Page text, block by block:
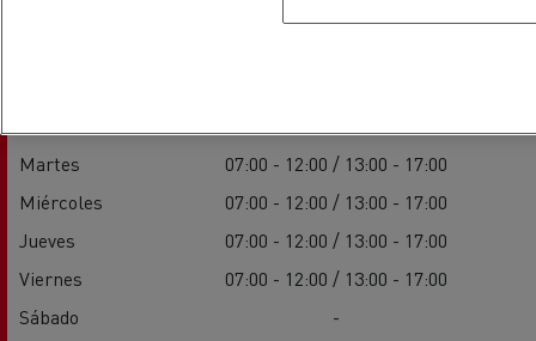
Martes
07:00 - 12:00 / 13:00 - 17:00
Miércoles
07:00 - 12:00 / 13:00 - 17:00
Jueves
07:00 - 12:00 / 13:00 - 17:00
Viernes
07:00 - 12:00 / 13:00 - 17:00
Sábado
-